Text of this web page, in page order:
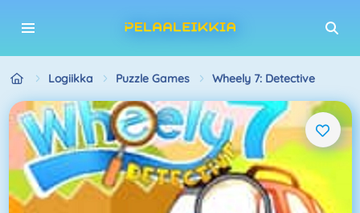
Logiikka Puzzle Games Wheely 7: Detective